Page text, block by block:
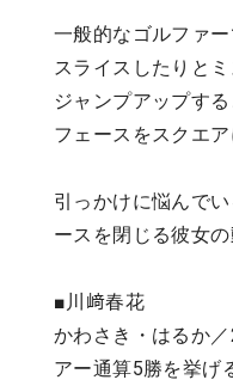
一般的なゴルファ
スライスしたりと
ジャンプアップす
フェースをスクエア
引っかけに悩んで
ースを閉じる彼女
■川﨑春花
かわさき・はるか
アー通算5勝を挙げ